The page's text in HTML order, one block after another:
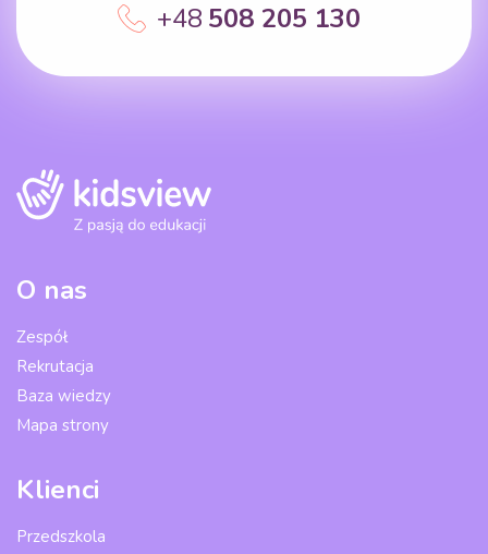
+48 508 205 130
O nas
Zespół
Rekrutacja
Baza wiedzy
Mapa strony
Klienci
Przedszkola